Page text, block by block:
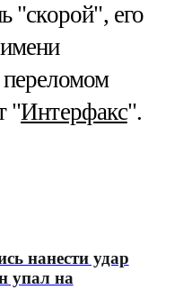
"скорой", его
"Интерфакс".
нанести удар
упал на